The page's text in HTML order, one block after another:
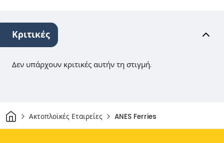
Κριτικές
Δεν υπάρχουν κριτικές αυτήν τη στιγμή.
ΣπίτιΑκτοπλοϊκές Εταιρείες ANES Ferries